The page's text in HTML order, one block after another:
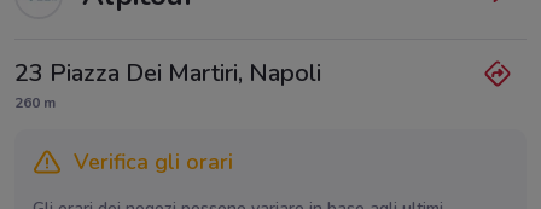
23 Piazza Dei Martiri, Napoli
260 m
Verifica gli orari